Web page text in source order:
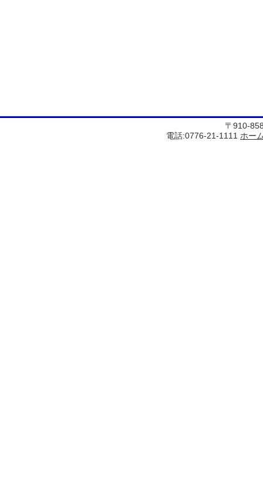
〒910-
電話:0776-21-1111 ホー